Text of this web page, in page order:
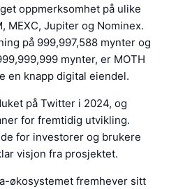
oppmerksomhet på ulike
MEXC, Jupiter og Nominex.
på 999,997,588 mynter og
mynter, er MOTH
en knapp digital eiendel.
på Twitter i 2024, og
for fremtidig utvikling.
for investorer og brukere
visjon fra prosjektet.
økosystemet fremhever sitt